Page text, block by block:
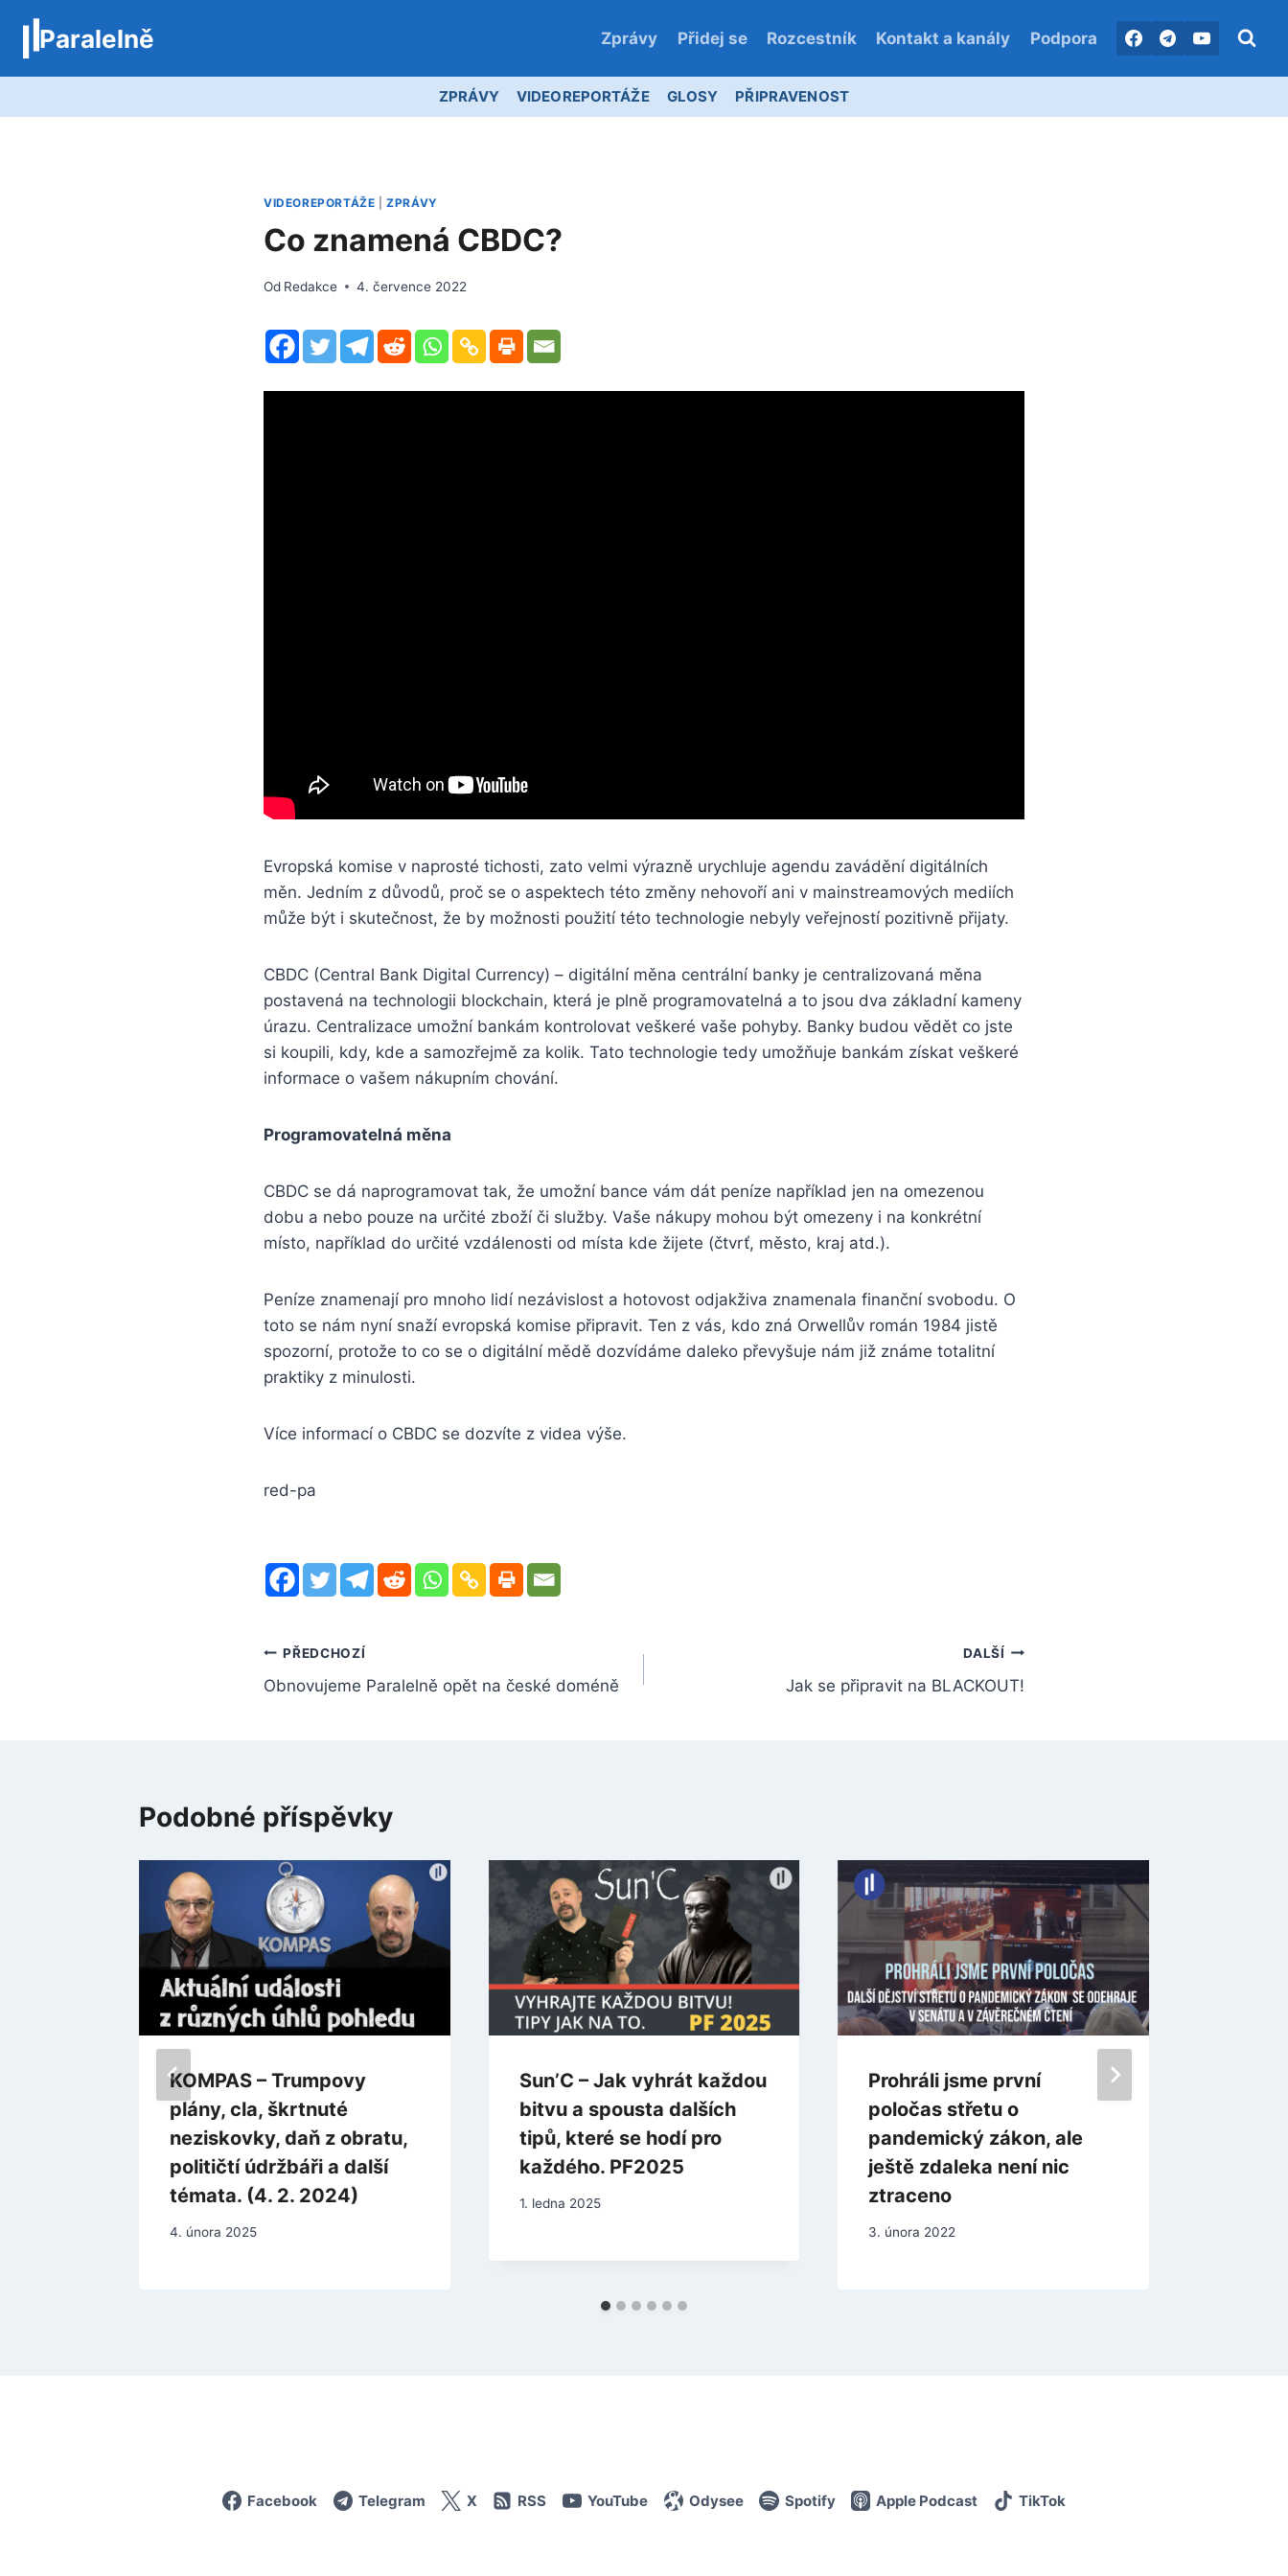
obsah
Paralelně Zprávy Přidej se Rozcestník Kontakt a kanály Podpora
ZPRÁVY VIDEOREPORTÁŽE GLOSY PŘIPRAVENOST
VIDEOREPORTÁŽE |ZPRÁVY
Co znamená CBDC?
Od Redakce 4. července 2022
Evropská komise v naprosté tichosti, zato velmi výrazně urychluje agendu zavádění digitálních
měn. Jedním z důvodů, proč se o aspektech této změny nehovoří ani v mainstreamových mediích
může být i skutečnost, že by možnosti použití této technologie nebyly veřejností pozitivně přijaty.
CBDC (Central Bank Digital Currency) – digitální měna centrální banky je centralizovaná měna
postavená na technologii blockchain, která je plně programovatelná a to jsou dva základní kameny
úrazu. Centralizace umožní bankám kontrolovat veškeré vaše pohyby. Banky budou vědět co jste
si koupili, kdy, kde a samozřejmě za kolik. Tato technologie tedy umožňuje bankám získat veškeré
informace o vašem nákupním chování.
Programovatelná měna
CBDC se dá naprogramovat tak, že umožní bance vám dát peníze například jen na omezenou
dobu a nebo pouze na určité zboží či služby. Vaše nákupy mohou být omezeny i na konkrétní
místo, například do určité vzdálenosti od místa kde žijete (čtvrť, město, kraj atd.).
Peníze znamenají pro mnoho lidí nezávislost a hotovost odjakživa znamenala finanční svobodu. O
toto se nám nyní snaží evropská komise připravit. Ten z vás, kdo zná Orwellův román 1984 jistě
spozorní, protože to co se o digitální mědě dozvídáme daleko převyšuje nám již známe totalitní
praktiky z minulosti.
Více informací o CBDC se dozvíte z videa výše.
red-pa
Navigace
pro
PŘEDCHOZÍ
Obnovujeme Paralelně opět na české doméně
DALŠÍ
Jak se připravit na BLACKOUT!
Podobné příspěvky
KOMPAS – Trumpovy
plány, cla, škrtnuté
neziskovky, daň z obratu,
političtí údržbáři a další
témata. (4. 2. 2024)
4. února 2025
Sun’C – Jak vyhrát každou
bitvu a spousta dalších
tipů, které se hodí pro
každého. PF2025
1. ledna 2025
Prohráli jsme první
poločas střetu o
pandemický zákon, ale
ještě zdaleka není nic
ztraceno
3. února 2022
Facebook Telegram X RSS YouTube Odysee Spotify Apple Podcast TikTok